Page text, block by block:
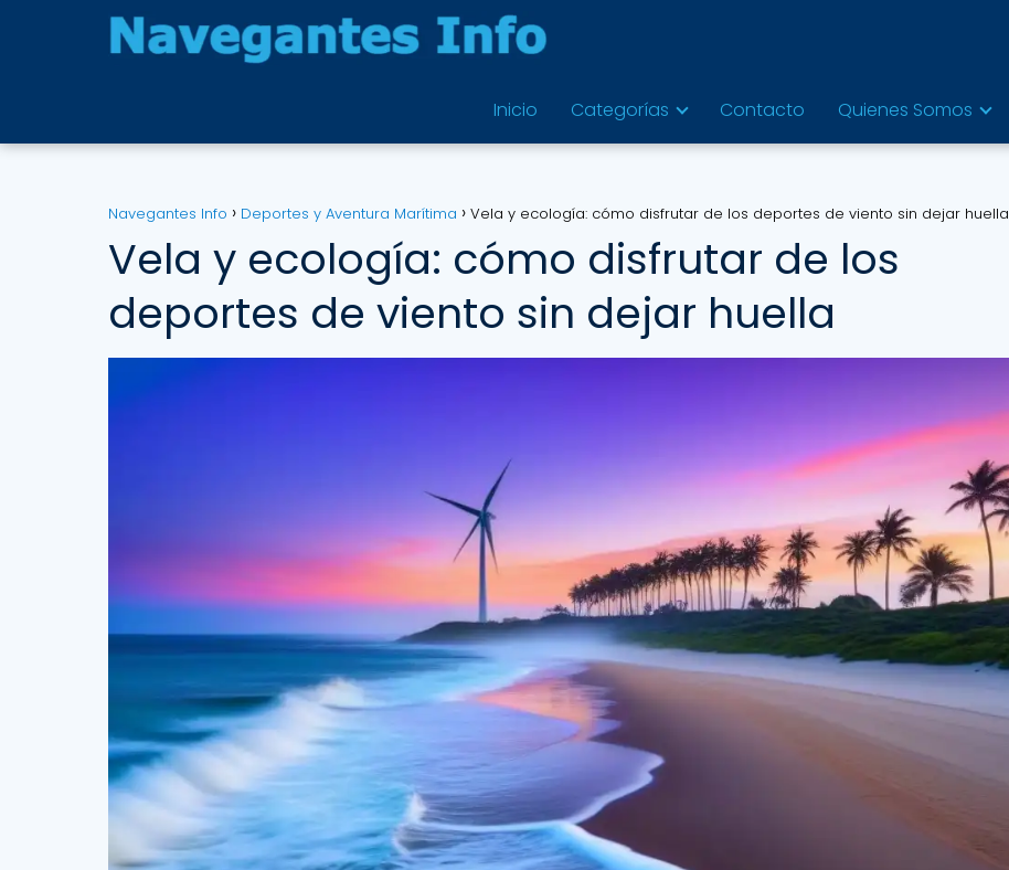
Inicio Categorías Contacto Quienes Somos
Navegantes Info Deportes y Aventura Marítima Vela y ecología: cómo disfrutar de los deportes de viento sin dejar huella
Vela y ecología: cómo disfrutar de los
deportes de viento sin dejar huella